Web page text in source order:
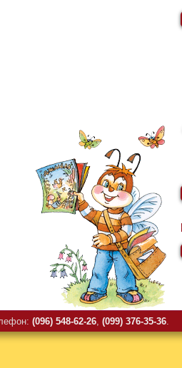
(096) 548-62-26, (099) 376-35-36.